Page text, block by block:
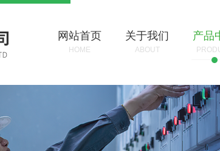
网站首页
HOME
关于我们
ABOUT
产品